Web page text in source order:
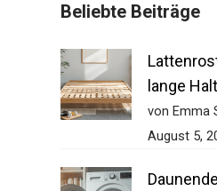
Beliebte Beiträge
lange
von Emma
August 5,